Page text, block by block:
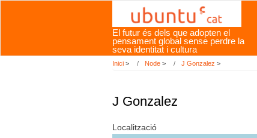
El futur és dels que adopten el
pensament global sense perdre la
seva identitat i cultura
Inici > Node > J Gonzalez >
J Gonzalez
Localització